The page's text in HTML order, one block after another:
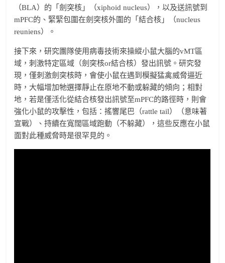
（BLA）的「劍突核」（xiphoid nucleus），以及送訊號到
mPFC的、緊緊包圍在劍突核外圍的「結合核」（nucleus
reuniens）。
接下來，研究團隊使用病毒技術來操縱小鼠大腦的vMT區
域，刺激特定區域（劍突核or結合核）發出訊號。研究發
現，僅刺激劍突核時，會使小鼠在遇到模擬猛禽威脅逼近
時，大幅增加牠選擇靜止在原地不動或躲藏的傾向；相對
地，若是僅活化從結合核發出訊號至mPFC的路徑時，則會
強化小鼠的攻擊性，包括：搖響尾巴（rattle tail）（意味著
宣戰）、持續在寬闊區域跑動（不躲藏），這些反應在小鼠
面對此種威脅時是很罕見的。